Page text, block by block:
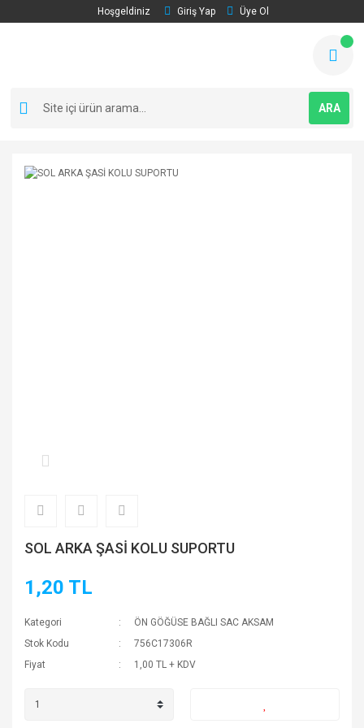
Hoşgeldiniz Giriş Yap Üye Ol
ARA
SOL ARKA ŞASİ KOLU SUPORTU
1,20 TL
Kategori
ÖN GÖĞÜSE BAĞLI SAC AKSAM
Stok Kodu
756C17306R
Fiyat
1,00 TL + KDV